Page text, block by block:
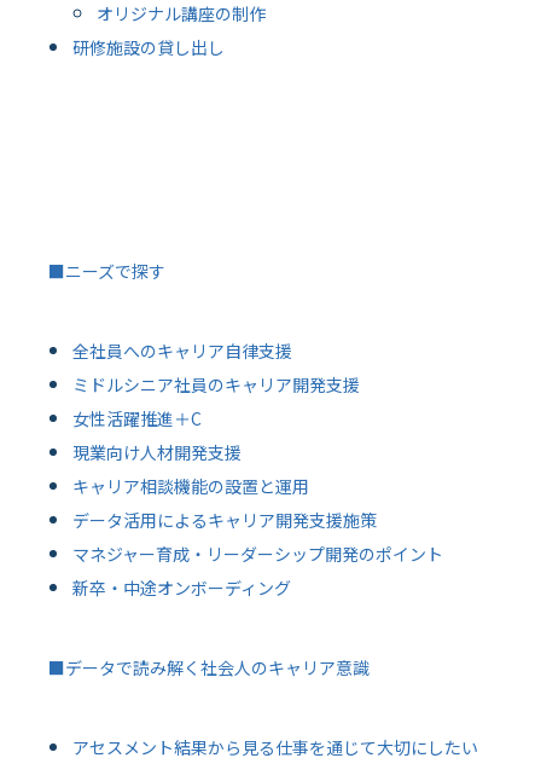
オリジナル講座の制作
研修施設の貸し出し
■ニーズで探す
全社員へのキャリア自律支援
ミドルシニア社員のキャリア開発支援
女性活躍推進＋C
現業向け人材開発支援
キャリア相談機能の設置と運用
データ活用によるキャリア開発支援施策
マネジャー育成・リーダーシップ開発のポイント
新卒・中途オンボーディング
■データで読み解く社会人のキャリア意識
アセスメント結果から見る仕事を通じて大切にしたい